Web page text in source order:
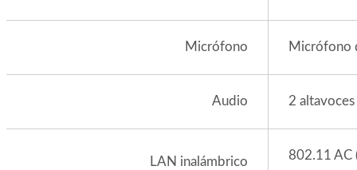
Micrófono Micrófono
Audio 2
LAN inalámbrico
802.11 AC